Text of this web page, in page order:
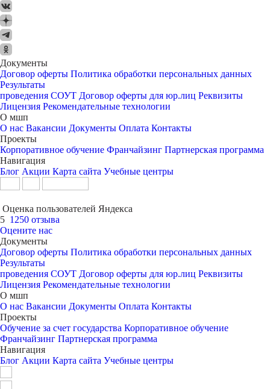
Документы
Договор оферты Политика обработки персональных данных
Результаты
проведения СОУТ Договор оферты для юр.лиц Реквизиты
Лицензия Рекомендательные технологии
О мшп
О нас Вакансии Документы Оплата Контакты
Проекты
Корпоративное обучение Франчайзинг Партнерская программа
Навигация
Блог Акции Карта сайта Учебные центры
Оценка пользователей Яндекса
5 1250 отзыва
Оцените нас
Документы
Договор оферты Политика обработки персональных данных
Результаты
проведения СОУТ Договор оферты для юр.лиц Реквизиты
Лицензия Рекомендательные технологии
О мшп
О нас Вакансии Документы Оплата Контакты
Проекты
Обучение за счет государства Корпоративное обучение
Франчайзинг Партнерская программа
Навигация
Блог Акции Карта сайта Учебные центры